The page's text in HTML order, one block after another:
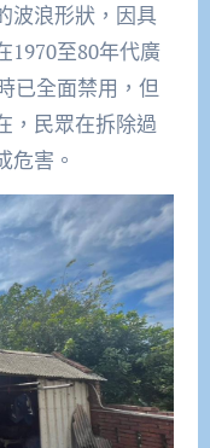
波浪形狀，因具
1970至80年代廣
已全面禁用，但
，民眾在拆除過
危害。